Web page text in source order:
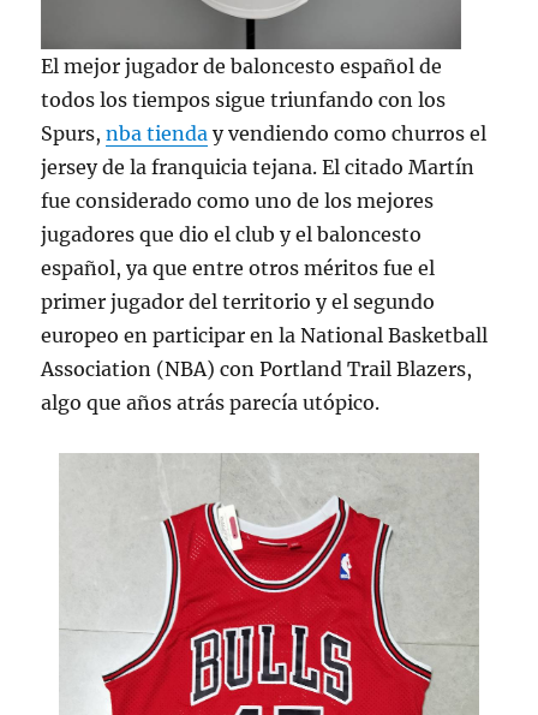
El mejor jugador de baloncesto español de
todos los tiempos sigue triunfando con los
Spurs,nba tienda y vendiendo como churros el
jersey de la franquicia tejana. El citado Martín
fue considerado como uno de los mejores
jugadores que dio el club y el baloncesto
español, ya que entre otros méritos fue el
primer jugador del territorio y el segundo
europeo en participar en la National Basketball
Association (NBA) con Portland Trail Blazers,
algo que años atrás parecía utópico.